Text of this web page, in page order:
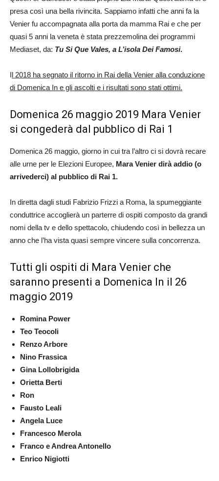
presa così una bella rivincita. Sappiamo infatti che anni fa la
Venier fu accompagnata alla porta da mamma Rai e che per
quasi 5 anni la veneta è stata prezzemolina dei programmi
Mediaset, da: Tu Si Que Vales, a L’isola Dei Famosi.
Il 2018 ha segnato il ritorno in Rai della Venier alla conduzione
di Domenica In e gli ascolti e i risultati sono stati ottimi.
Domenica 26 maggio 2019 Mara Venier
si congederà dal pubblico di Rai 1
Domenica 26 maggio, giorno in cui tra l’altro ci si dovrà recare
alle urne per le Elezioni Europee, Mara Venier dirà addio (o
arrivederci) al pubblico di Rai 1.
In diretta dagli studi Fabrizio Frizzi a Roma, la spumeggiante
conduttrice accoglierà un parterre di ospiti composto da grandi
nomi della tv e dello spettacolo, chiudendo così in bellezza un
anno che l’ha vista quasi sempre vincere sulla concorrenza.
Tutti gli ospiti di Mara Venier che
saranno presenti a Domenica In il 26
maggio 2019
Romina Power
Teo Teocoli
Renzo Arbore
Nino Frassica
Gina Lollobrigida
Orietta Berti
Ron
Fausto Leali
Angela Luce
Francesco Merola
Franco e Andrea Antonello
Enrico Nigiotti